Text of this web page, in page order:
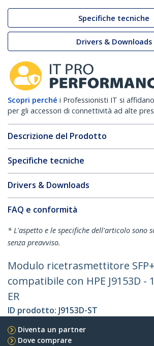
Specifiche tecniche
Drivers & Downloads
Scopri perché i Professionisti IT si
per gli accessori di connettività ad alte
Descrizione del Prodotto
Specifiche tecniche
Drivers & Downloads
FAQ e conformità
* L'aspetto e le specifiche dell'articolo sono
senza preavviso.
Modulo ricetrasmettitore SFP+
compatibile con HPE J9153D -
ER
ID prodotto: J9153D-ST
Diventa un partner
Dove comprare